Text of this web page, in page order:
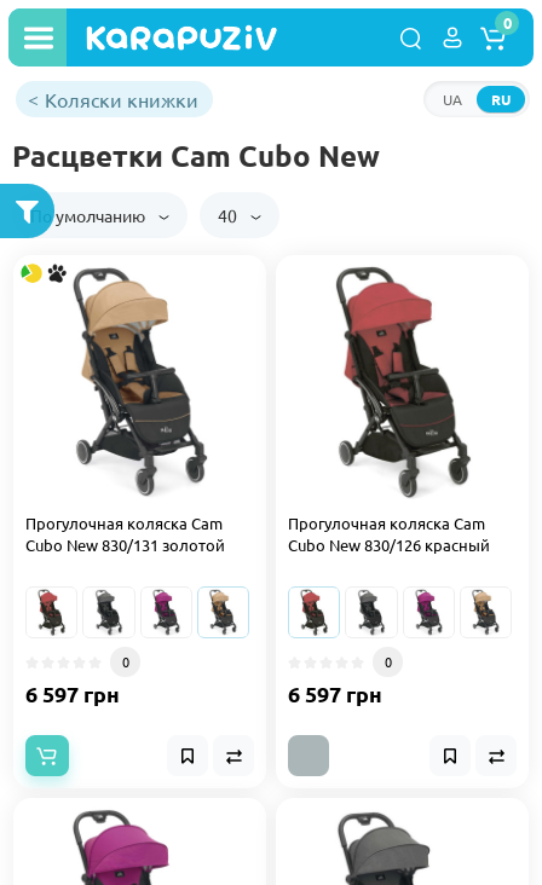
RU
UA
0
Коляски книжки
Расцветки Cam Cubo New
По умолчанию 40
Прогулочная коляска Cam
Cubo New 830/131 золотой
0
6 597 грн
Прогулочная коляска Cam
Cubo New 830/126 красный
0
6 597 грн